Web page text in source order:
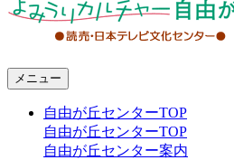
メニュー
自由が丘センターTOP
自由が丘センターTOP
自由が丘センター案内